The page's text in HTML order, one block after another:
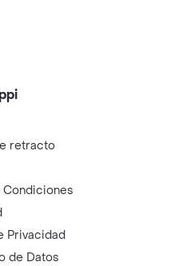
retracto
Condiciones
Privacidad
de Datos